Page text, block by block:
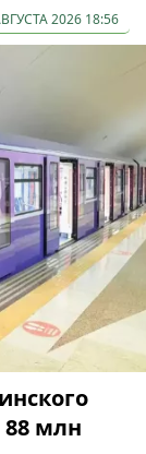
2026 18:56
млн